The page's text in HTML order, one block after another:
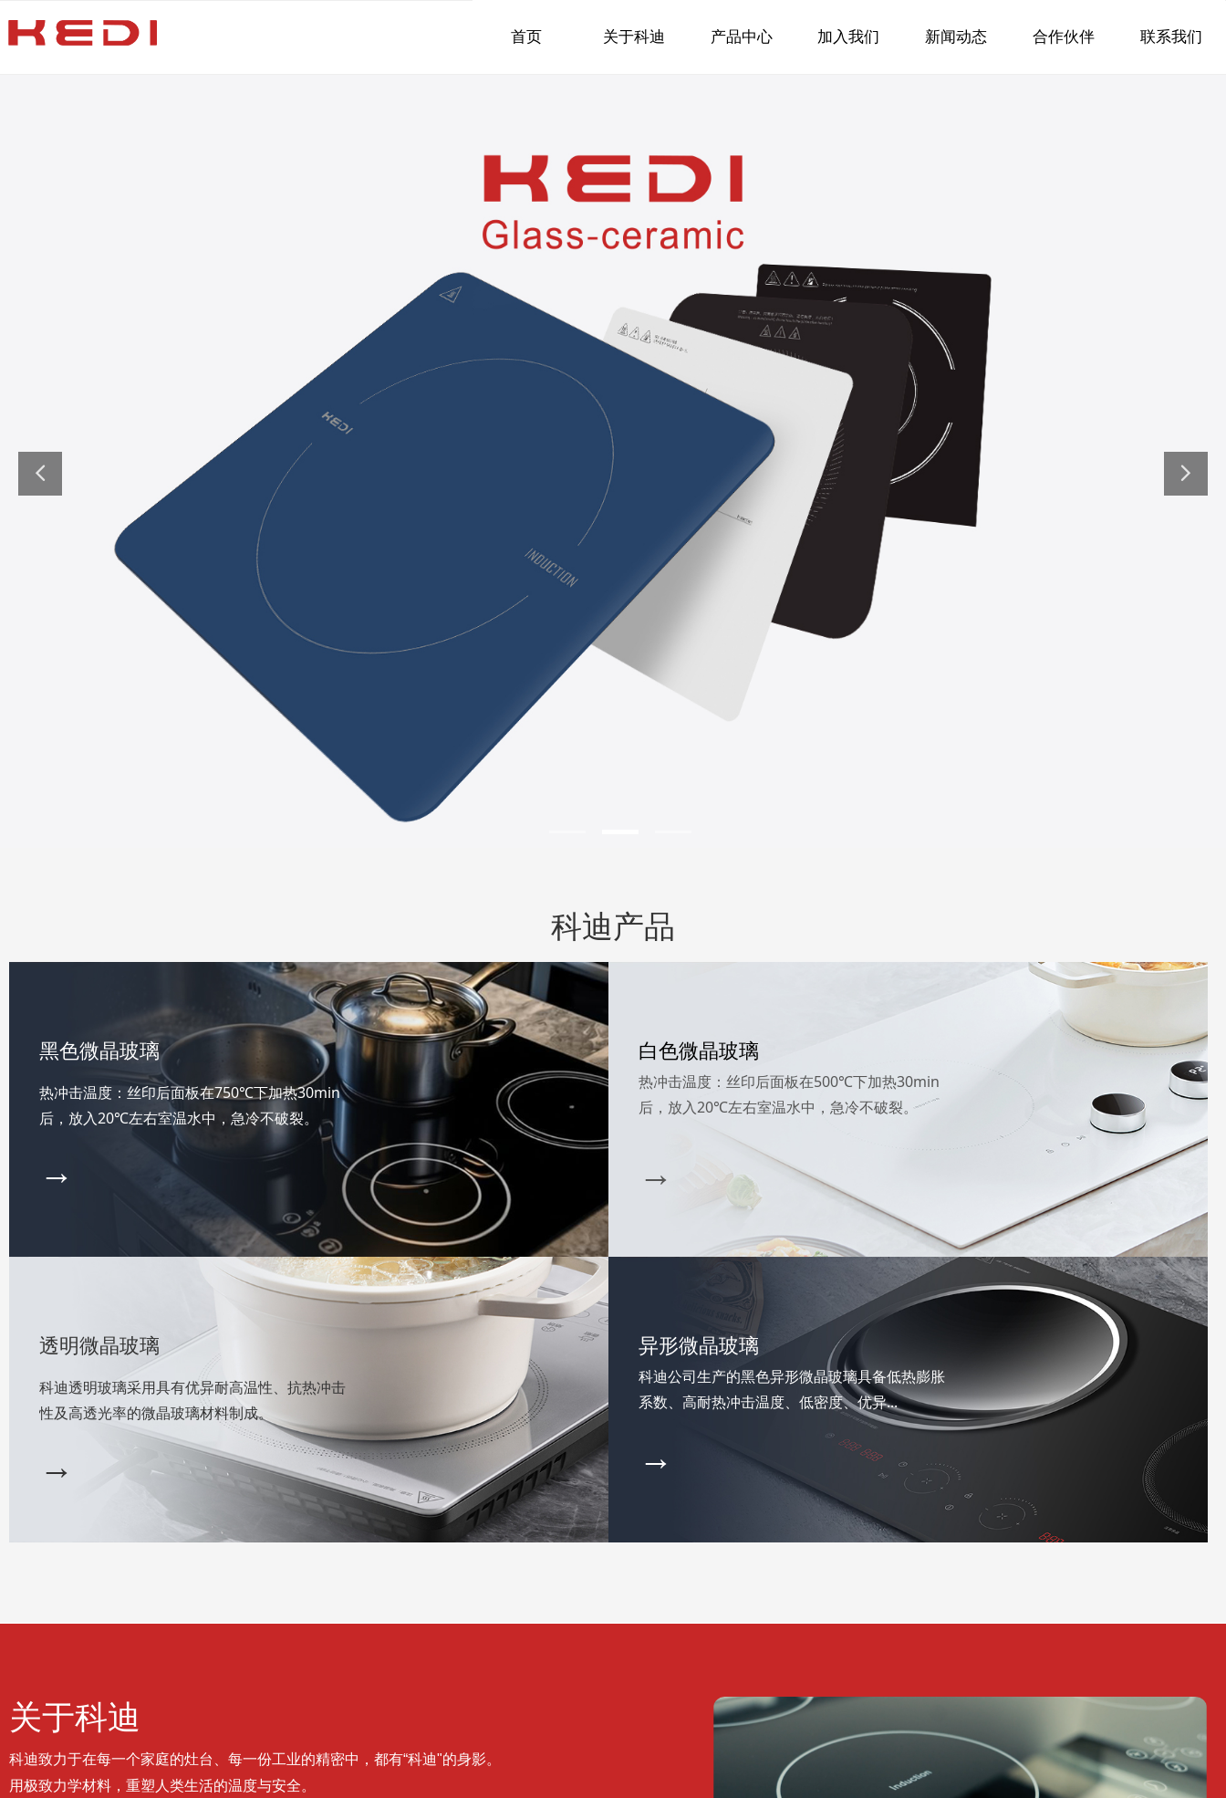
首页 关于科迪 产品中心 加入我们 新闻动态 合作伙伴 联系我们
科迪致力于在每一个家庭的灶台、每一份工业的精密中，都有“科迪"的身影。
用极致力学材料，重塑人类生活的温度与安全。
关于科迪
科迪产品
黑色微晶玻璃
热冲击温度：丝印后面板在750℃下加热30min
后，放入20℃左右室温水中，急冷不破裂。
→
白色微晶玻璃
热冲击温度‌：丝印后面板在500℃下加热30min
后，放入20℃左右室温水中，急冷不破裂。
→
透明微晶玻璃
科迪透明玻璃采用具有优异耐高温性、抗热冲击
性及高透光率的微晶玻璃材料制成。
→
异形微晶玻璃
科迪公司生产的黑色异形微晶玻璃具备低热膨胀
系数、高耐热冲击温度、低密度、优异...
→